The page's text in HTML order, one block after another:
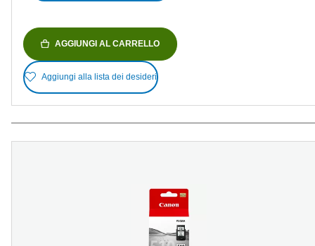
AGGIUNGI AL CARRELLO
Aggiungi alla lista dei desideri